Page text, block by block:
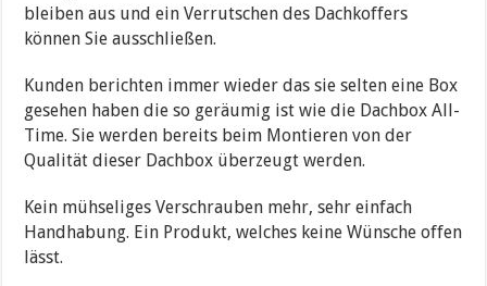
bleiben aus und ein Verrutschen des Dachkoffers
können Sie ausschließen.
Kunden berichten immer wieder das sie selten eine Box
gesehen haben die so geräumig ist wie die Dachbox All-
Time. Sie werden bereits beim Montieren von der
Qualität dieser Dachbox überzeugt werden.
Kein mühseliges Verschrauben mehr, sehr einfach
Handhabung. Ein Produkt, welches keine Wünsche offen
lässt.